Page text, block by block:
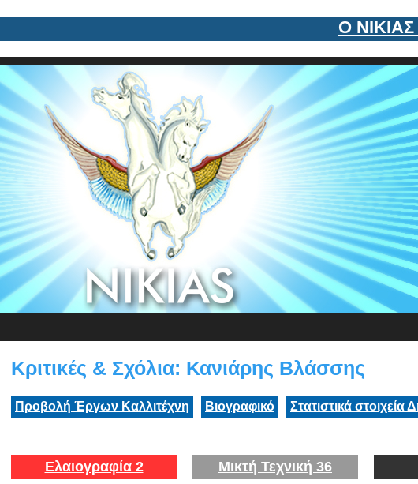
Ο ΝΙΚΙΑΣ
Κριτικές & Σχόλια: Κανιάρης Βλάσσης
Προβολή Έργων Καλλιτέχνη Βιογραφικό Στατιστικά
Ελαιογραφία 2 Μικτή Τεχνική 36